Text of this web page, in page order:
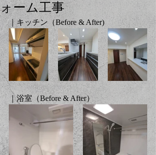
ォーム工事
｜キッチン（Before & After)
｜浴室（Before & After）